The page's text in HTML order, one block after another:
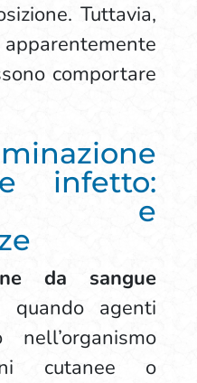
Tuttavia,
comportare
infetto:
e
da sangue
quando agenti
cutanee o